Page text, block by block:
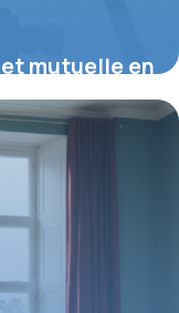
mutuelle en